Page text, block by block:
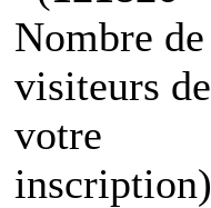
Nombre de
visiteurs de
votre
inscription)